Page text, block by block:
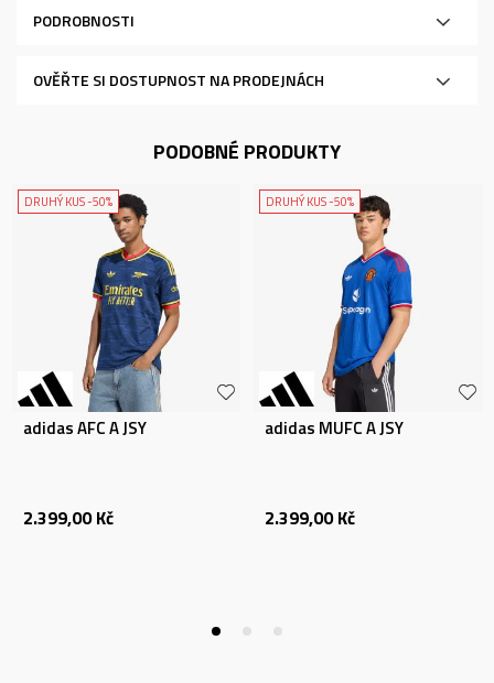
PODROBNOSTI
OVĚŘTE SI DOSTUPNOST NA PRODEJNÁCH
PODOBNÉ PRODUKTY
DRUHÝ KUS -50%
adidas AFC A JSY
2.399,00 Kč
DRUHÝ KUS -50%
adidas MUFC A JSY
2.399,00 Kč